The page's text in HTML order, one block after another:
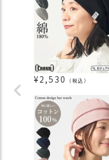
¥2,530 （税込）